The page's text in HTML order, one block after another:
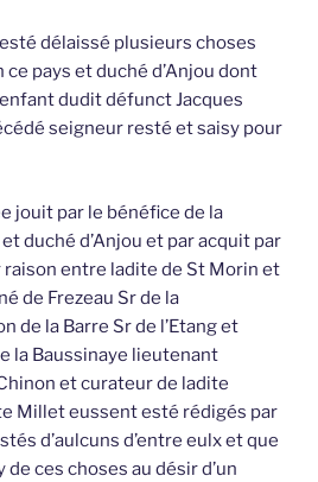
délaissé plusieurs choses
pays et duché d’Anjou dont
dudit défunct Jacques
seigneur resté et saisy pour
jouit par le bénéfice de la
duché d’Anjou et par acquit par
entre ladite de St Morin et
de Frezeau Sr de la
de la Barre Sr de l’Etang et
la Baussinaye lieutenant
et curateur de ladite
Millet eussent esté rédigés par
d’aulcuns d’entre eulx et que
de ces choses au désir d’un